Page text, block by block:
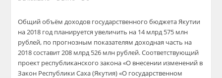
Общий объём доходов государственного бюджета Якутии
на 2018 год планируется увеличить на 14 млрд 575 млн
рублей, по прогнозным показателям доходная часть на
2018 составит 208 млрд 526 млн рублей. Соответствующий
проект республиканского закона «О внесении изменений в
Закон Республики Саха (Якутия) «О государственном